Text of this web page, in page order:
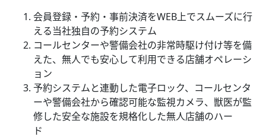
会員登録・予約・事前決済をWEB上でスムーズに行
える当社独自の予約システム
コールセンターや警備会社の非常時駆け付け等を備
えた、無人でも安心して利用できる店舗オペレーシ
ョン
予約システムと連動した電子ロック、コールセンタ
ーや警備会社から確認可能な監視カメラ、獣医が監
修した安全な施設を規格化した無人店舗のハー
ド